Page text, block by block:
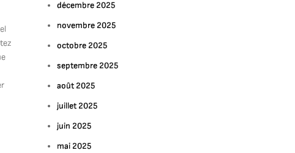
décembre 2025
novembre 2025
octobre 2025
septembre 2025
août 2025
juillet 2025
juin 2025
mai 2025